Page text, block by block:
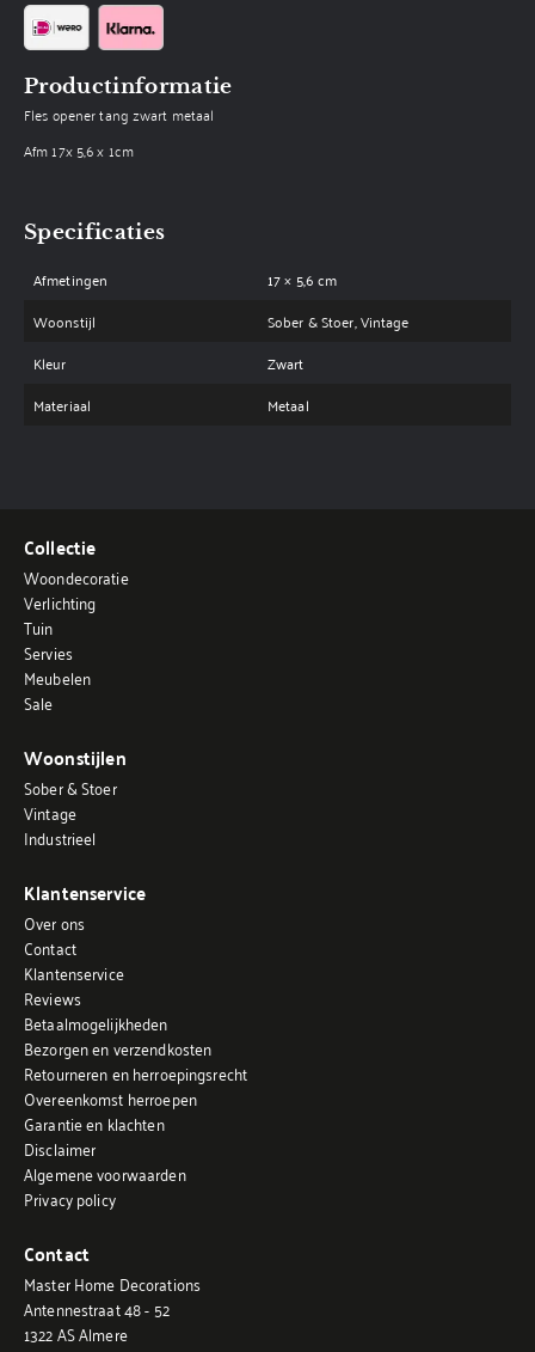
Productinformatie
Fles opener tang zwart metaal
Afm 17x 5,6 x 1cm
Specificaties
Afmetingen
17 × 5,6 cm
Woonstijl
Sober & Stoer, Vintage
Kleur
Zwart
Materiaal
Metaal
Collectie
Woondecoratie
Verlichting
Tuin
Servies
Meubelen
Sale
Woonstijlen
Sober & Stoer
Vintage
Industrieel
Klantenservice
Over ons
Contact
Klantenservice
Reviews
Betaalmogelijkheden
Bezorgen en verzendkosten
Retourneren en herroepingsrecht
Overeenkomst herroepen
Garantie en klachten
Disclaimer
Algemene voorwaarden
Privacy policy
Contact
Master Home Decorations
Antennestraat 48 - 52
1322 AS Almere